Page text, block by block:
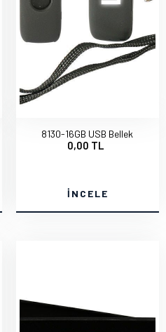
8130-16GB USB Bellek
0,00 TL
İNCELE